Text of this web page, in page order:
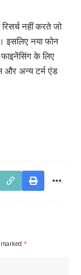
नहीं करते जो
इसलिए नया फोन
के लिए
और अन्य टर्म एंड
*